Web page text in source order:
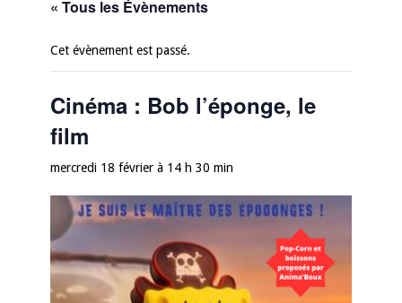
« Tous les Évènements
Cet évènement est passé.
Cinéma : Bob l’éponge, le
film
mercredi 18 février à 14 h 30 min